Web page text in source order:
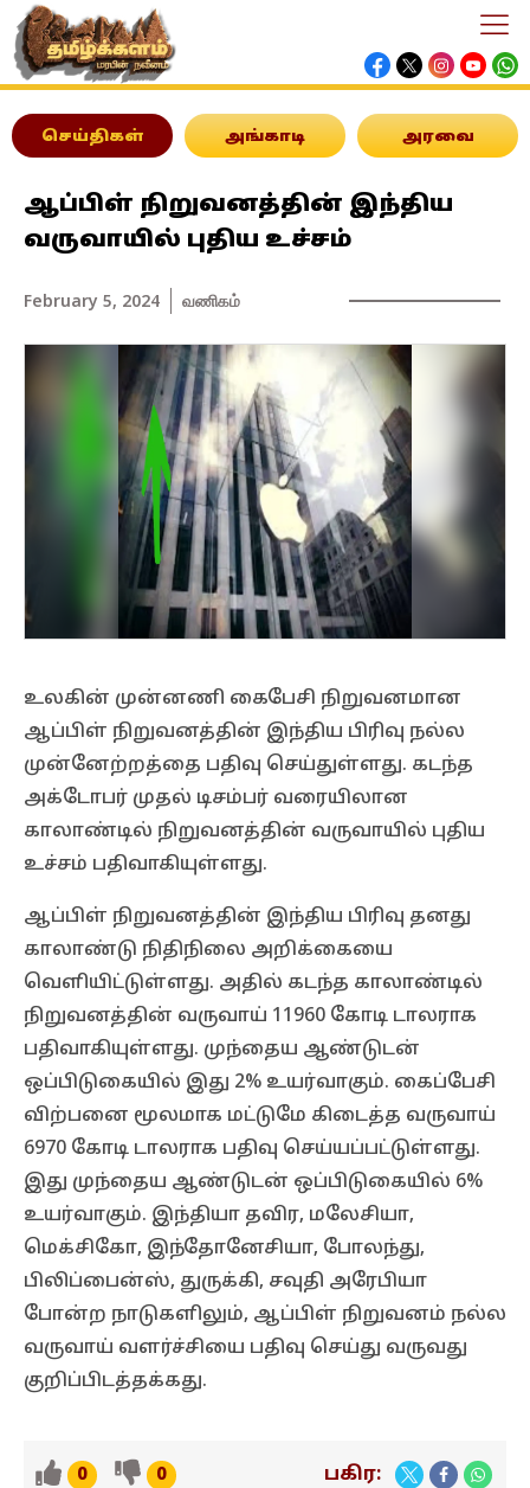
செய்திகள் அங்காடி அரவை
ஆப்பிள் நிறுவனத்தின் இந்திய
வருவாயில் புதிய உச்சம்
February 5, 2024 வணிகம்
உலகின் முன்னணி கைபேசி நிறுவனமான
ஆப்பிள் நிறுவனத்தின் இந்திய பிரிவு நல்ல
முன்னேற்றத்தை பதிவு செய்துள்ளது. கடந்த
அக்டோபர் முதல் டிசம்பர் வரையிலான
காலாண்டில் நிறுவனத்தின் வருவாயில் புதிய
உச்சம் பதிவாகியுள்ளது.
ஆப்பிள் நிறுவனத்தின் இந்திய பிரிவு தனது
காலாண்டு நிதிநிலை அறிக்கையை
வெளியிட்டுள்ளது. அதில் கடந்த காலாண்டில்
நிறுவனத்தின் வருவாய் 11960 கோடி டாலராக
பதிவாகியுள்ளது. முந்தைய ஆண்டுடன்
ஒப்பிடுகையில் இது 2% உயர்வாகும். கைப்பேசி
விற்பனை மூலமாக மட்டுமே கிடைத்த வருவாய்
6970 கோடி டாலராக பதிவு செய்யப்பட்டுள்ளது.
இது முந்தைய ஆண்டுடன் ஒப்பிடுகையில் 6%
உயர்வாகும். இந்தியா தவிர, மலேசியா,
மெக்சிகோ, இந்தோனேசியா, போலந்து,
பிலிப்பைன்ஸ், துருக்கி, சவுதி அரேபியா
போன்ற நாடுகளிலும், ஆப்பிள் நிறுவனம் நல்ல
வருவாய் வளர்ச்சியை பதிவு செய்து வருவது
குறிப்பிடத்தக்கது.
0 0 பகிர: